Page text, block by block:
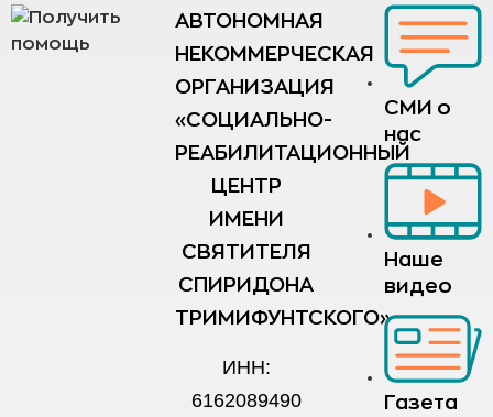
АВТОНОМНАЯ
НЕКОММЕРЧЕСКАЯ
ОРГАНИЗАЦИЯ
«СОЦИАЛЬНО-
РЕАБИЛИТАЦИОННЫЙ
ЦЕНТР
ИМЕНИ
СВЯТИТЕЛЯ
СПИРИДОНА
ТРИМИФУНТСКОГО»
ИНН:
6162089490
СМИ о
нас
Наше
видео
Газета